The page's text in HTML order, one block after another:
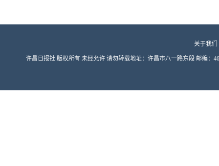
关于我们
许昌日报社 版权所有 未经允许 请勿转载地址：许昌市八一路东段 邮编：